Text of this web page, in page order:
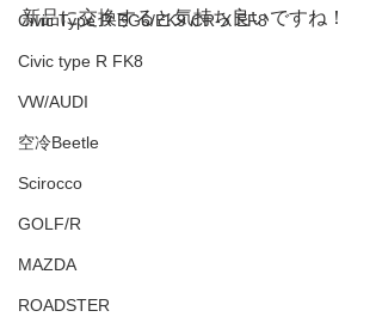
Civic Type R EG6/EK9 CR-X EF8
Civic type R FK8
VW/AUDI
空冷Beetle
Scirocco
GOLF/R
MAZDA
ROADSTER
新品に交換すると気持ち良いですね！